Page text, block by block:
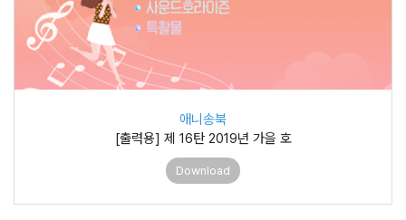
애니송북
[출력용] 제 16탄 2019년 가을 호
Download